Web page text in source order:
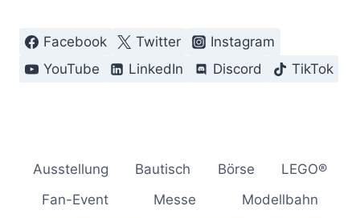
Facebook Twitter
Instagram
YouTube
LinkedIn Discord TikTok
Ausstellung Bautisch Börse
LEGO®
Fan-Event
Messe
Modellbahn